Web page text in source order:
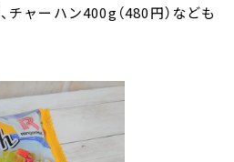
、チャーハン400g（480円）なども